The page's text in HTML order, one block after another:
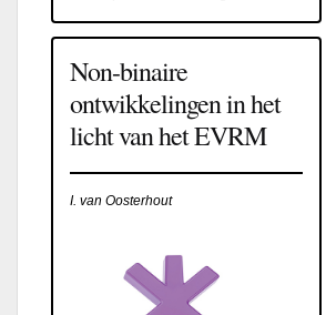
Non-binaire
ontwikkelingen in het
licht van het EVRM
I. van Oosterhout